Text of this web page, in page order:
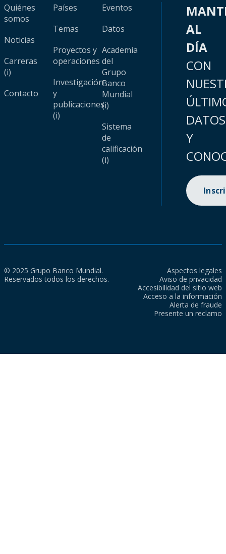
Quiénes
somos
Noticias
Carreras
(i)
Contacto
Países
Temas
Proyectos y
operaciones
Investigación
y
publicaciones
(i)
Eventos
Datos
Academia
del
Grupo
Banco
Mundial
(i)
Sistema
de
calificación
(i)
AL
DÍA
CON
DATOS
Y
© 2025 Grupo Banco Mundial.
Reservados todos los derechos.
Aspectos legales
Aviso de privacidad
Accesibilidad del sitio web
Acceso a la información
Alerta de fraude
Presente un reclamo